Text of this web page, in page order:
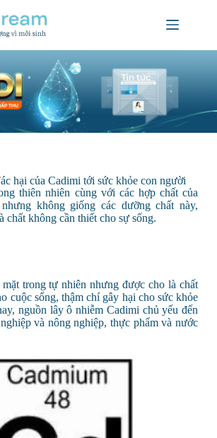
hại của Cadimi tới sức khỏe con người
thiên nhiên cùng với các hợp chất của
không giống các dưỡng chất này,
chất không cần thiết cho sự sống.
trong tự nhiên nhưng được cho là chất
cuộc sống, thậm chí gây hại cho sức khỏe
nguồn lây ô nhiễm Cadimi chủ yếu đến
và nông nghiệp, thực phẩm và nước